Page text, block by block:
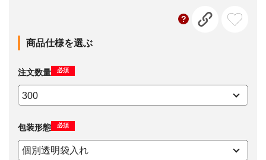
商品仕様を選ぶ
注文数量 必須
包装形態 必須